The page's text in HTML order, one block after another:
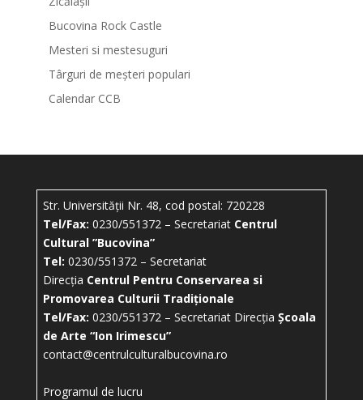
Bucovina Rock Castle
Mesteri si mestesuguri
Târguri de meșteri populari
Calendar CCB
Str. Universității Nr. 48, cod postal: 720228
Tel/Fax: 0230/551372 – Secretariat Centrul
Cultural ”Bucovina”
Tel: 0230/551372 – Secretariat
Direcția Centrul Pentru Conservarea si
Promovarea Culturii Tradiționale
Tel/Fax: 0230/551372 – Secretariat Direcția Școala
de Arte “Ion Irimescu”
contact@centrulculturalbucovina.ro
Programul de lucru